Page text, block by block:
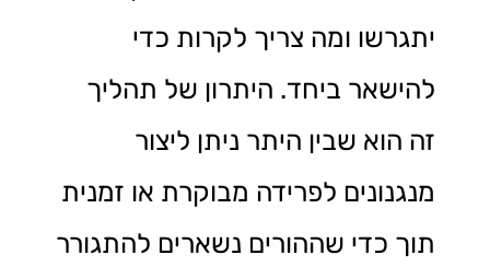
יתגרשו ומה צריך לקרות כדי
להישאר ביחד. היתרון של תהליך
זה הוא שבין היתר ניתן ליצור
מנגנונים לפרידה מבוקרת או זמנית
תוך כדי שההורים נשארים להתגורר